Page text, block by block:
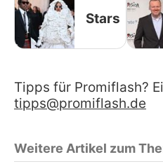
Stars
Tipps für Promiflash?
tipps@promiflash.de
Weitere Artikel zum